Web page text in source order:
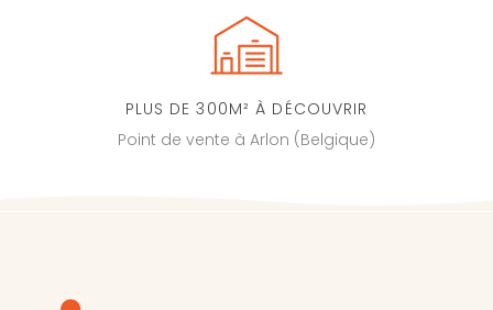
PLUS DE 300M² À DÉCOUVRIR
Point de vente à Arlon (Belgique)